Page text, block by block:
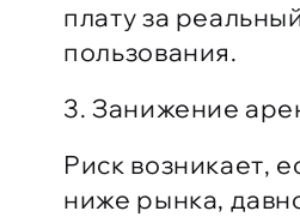
плату за
пользования.
3. Занижение
Риск возникает,
ниже рынка,